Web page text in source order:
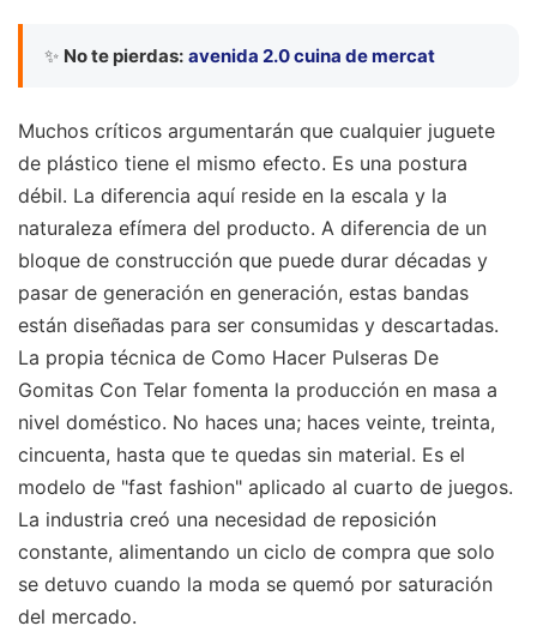
✨ No te pierdas: avenida 2.0 cuina de mercat
Muchos críticos argumentarán que cualquier juguete
de plástico tiene el mismo efecto. Es una postura
débil. La diferencia aquí reside en la escala y la
naturaleza efímera del producto. A diferencia de un
bloque de construcción que puede durar décadas y
pasar de generación en generación, estas bandas
están diseñadas para ser consumidas y descartadas.
La propia técnica de Como Hacer Pulseras De
Gomitas Con Telar fomenta la producción en masa a
nivel doméstico. No haces una; haces veinte, treinta,
cincuenta, hasta que te quedas sin material. Es el
modelo de "fast fashion" aplicado al cuarto de juegos.
La industria creó una necesidad de reposición
constante, alimentando un ciclo de compra que solo
se detuvo cuando la moda se quemó por saturación
del mercado.